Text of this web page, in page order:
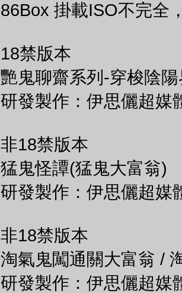
86Box 掛載ISO不完全
18禁版本
艷鬼聊齋系列-穿梭陰
研發製作：伊思儷超媒
非18禁版本
猛鬼怪譚(猛鬼大富翁)
研發製作：伊思儷超媒
非18禁版本
淘氣鬼闖通關大富翁 /
研發製作：伊思儷超媒